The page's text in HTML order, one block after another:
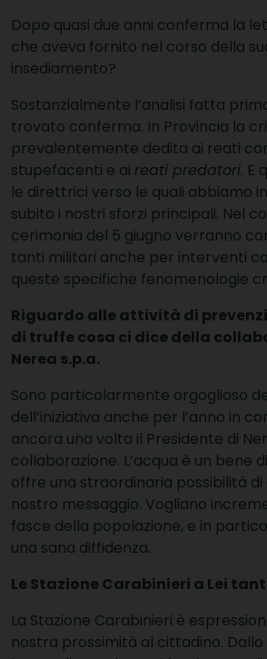
Dopo quasi due anni conferma la
che aveva fornito nel corso della
insediamento?
Sostanzialmente l’analisi fatta
trovato conferma. In Provincia la
prevalentemente dedita ai reati
stupefacenti e ai reati predatori. E
le direttrici verso le quali abbiamo
subito i nostri sforzi principali. Nel
cerimonia del 5 giugno verranno
tanti militari anche per interventi
queste specifiche fenomenologie
Riguardo alle attività di
di truffe cosa ci dice della
Nerea s.p.a.
Sono particolarmente orgoglioso
dell’iniziativa anche per l’anno in
ancora una volta il Presidente di
collaborazione. L’acqua è un bene
offre una straordinaria possibilità di
nostro messaggio. Vogliano
fasce della popolazione, e in
una sana diffidenza.
Le Stazione Carabinieri a Lei
La Stazione Carabinieri è
nostra prossimità al cittadino.